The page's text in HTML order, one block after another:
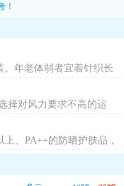
！
年老体弱者宜着针织长
择对风力要求不高的运
、PA++的防晒护肤品，